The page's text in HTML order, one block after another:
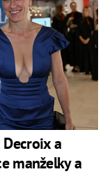
a
manželky a